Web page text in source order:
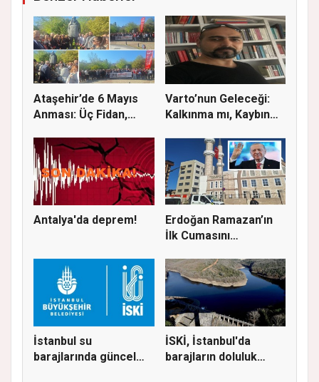
Ataşehir’de 6 Mayıs
Anması: Üç Fidan,
Varto’nun Geleceği:
Kalkınma mı, Kaybın
Antalya'da deprem!
Erdoğan Ramazan’ın
İlk Cumasını
İstanbul su
barajlarında güncel
İSKİ, İstanbul'da
barajların doluluk